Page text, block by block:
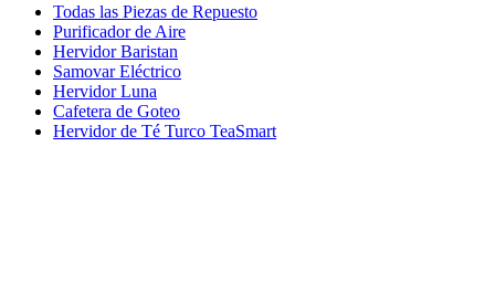
Todas las Piezas de Repuesto
Purificador de Aire
Hervidor Baristan
Samovar Eléctrico
Hervidor Luna
Cafetera de Goteo
Hervidor de Té Turco TeaSmart